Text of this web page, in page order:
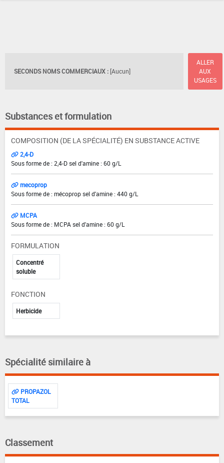
SECONDS NOMS COMMERCIAUX : [Aucun]
ALLER
AUX
USAGES
Substances et formulation
COMPOSITION (DE LA SPÉCIALITÉ) EN SUBSTANCE ACTIVE
2,4-D
Sous forme de : 2,4-D sel d'amine : 60 g/L
mecoprop
Sous forme de : mécoprop sel d'amine : 440 g/L
MCPA
Sous forme de : MCPA sel d'amine : 60 g/L
FORMULATION
Concentré
soluble
FONCTION
Herbicide
Spécialité similaire à
PROPAZOL
TOTAL
Classement